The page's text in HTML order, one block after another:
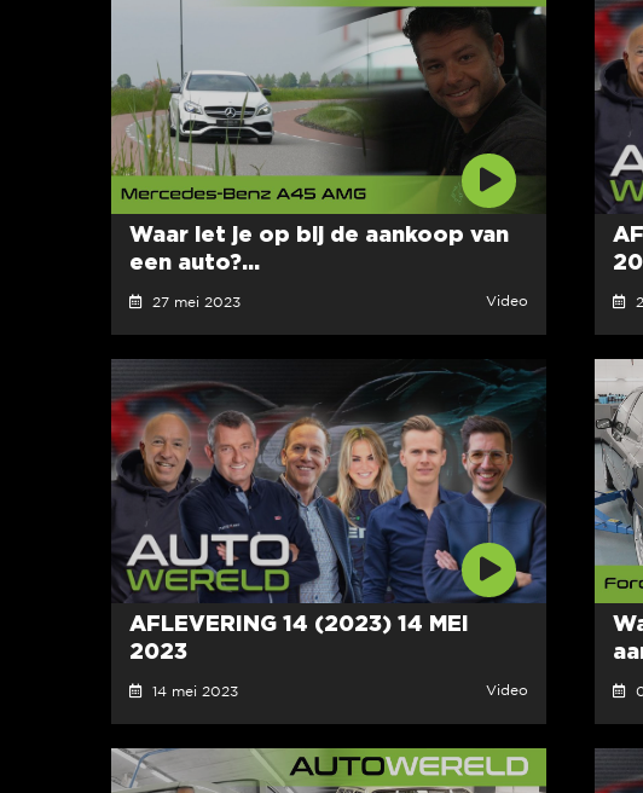
Waar let je op bij de aankoop van
een auto?...
27 mei 2023 Video
AFLEVERING 14 (2023) 14 MEI
2023
14 mei 2023 Video